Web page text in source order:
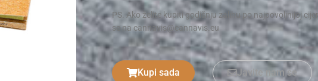
PS. Ako želite kupiti godišnju zalihu po najpovoljnijoj
se na cannavis@cannavis.eu
Kupi sada Javite nam se